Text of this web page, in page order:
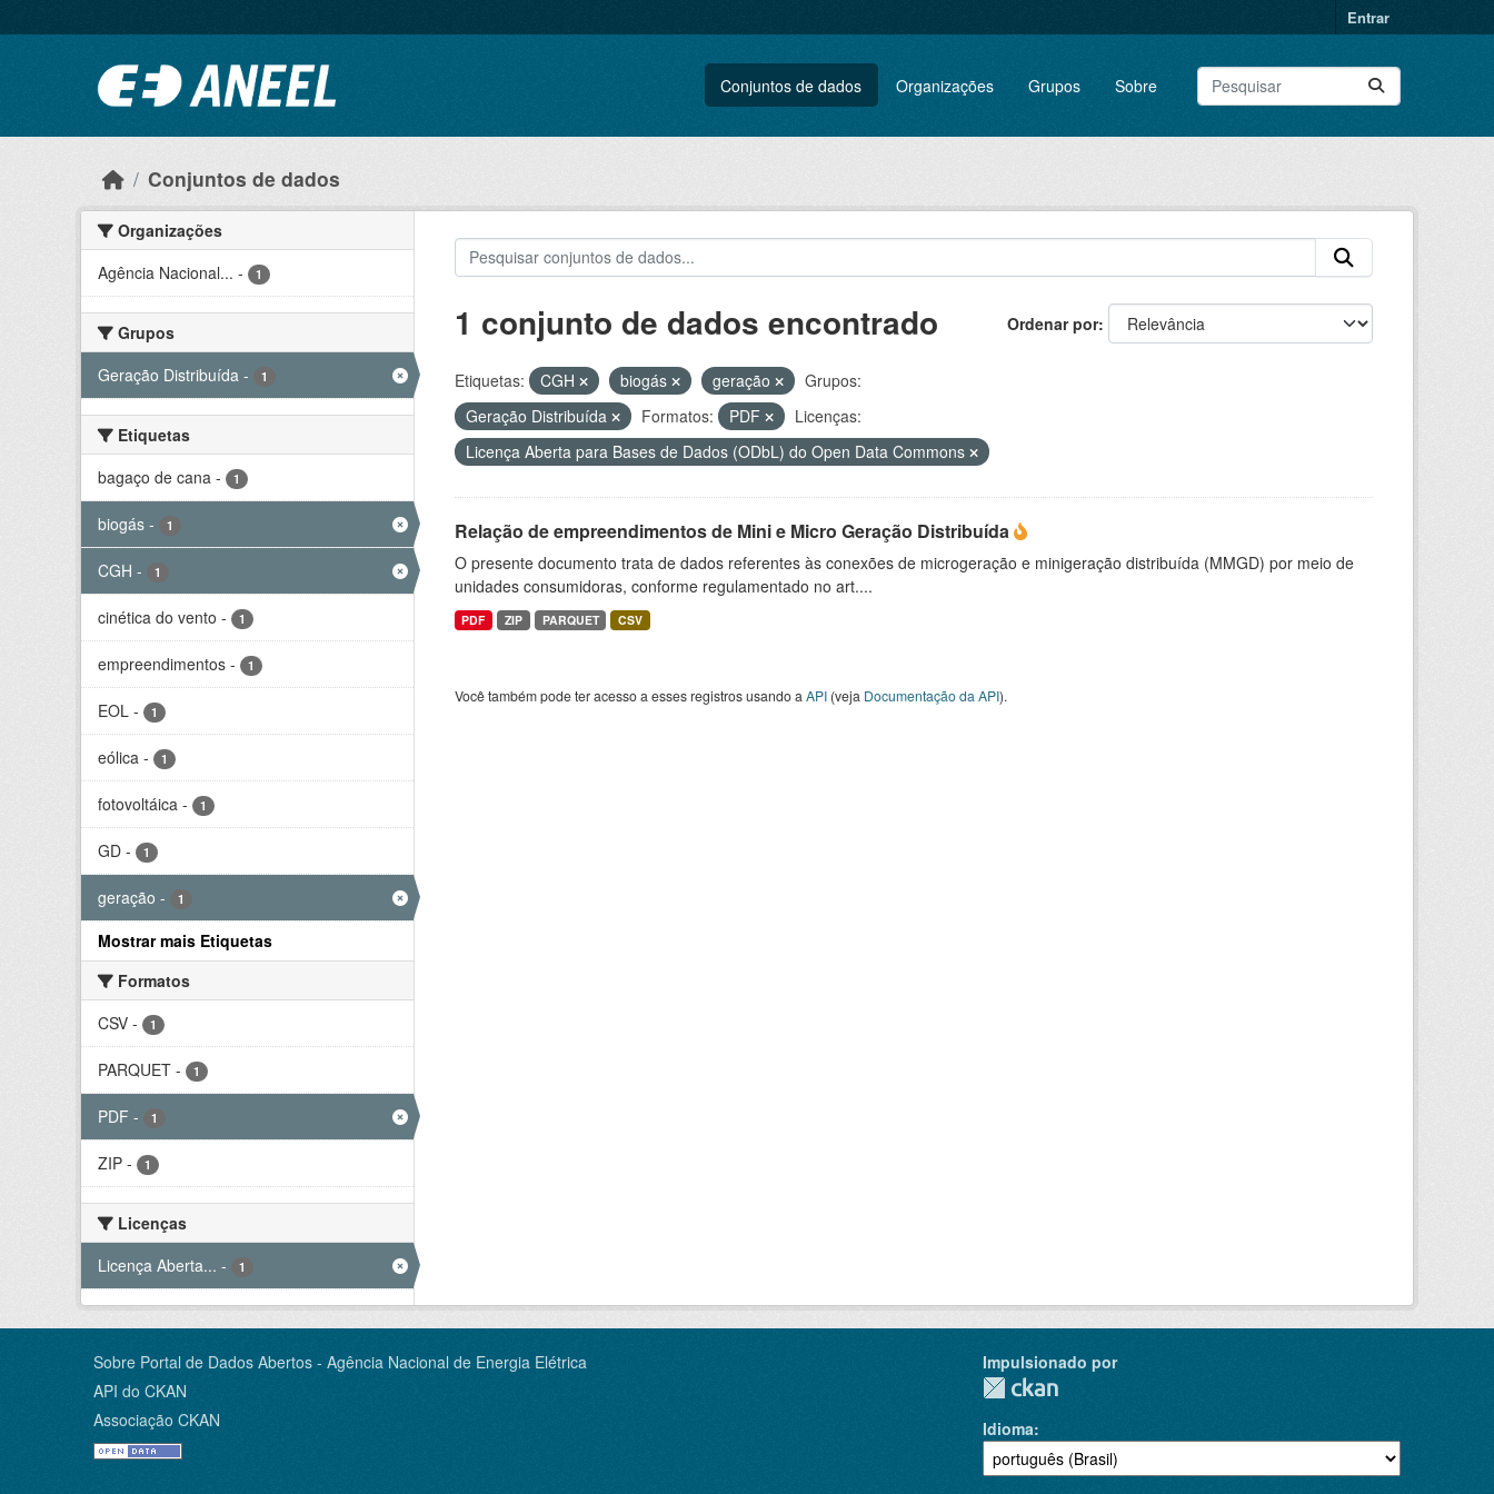
Entrar
Conjuntos de dados Organizações Grupos Sobre
Conjuntos de dados
Organizações
Agência Nacional... - 1
Grupos
Geração Distribuída - 1
Etiquetas
bagaço de cana - 1
biogás - 1
CGH - 1
cinética do vento - 1
empreendimentos - 1
EOL - 1
eólica - 1
fotovoltáica - 1
GD - 1
geração - 1
Mostrar mais Etiquetas
Formatos
CSV - 1
PARQUET - 1
PDF - 1
ZIP - 1
Licenças
Licença Aberta... - 1
Ordenar por
1 conjunto de dados encontrado
Etiquetas: CGH biogás geração
Grupos:
Geração Distribuída
Formatos: PDF
Licenças:
Licença Aberta para Bases de Dados (ODbL) do Open Data Commons
Relação de empreendimentos de Mini e Micro Geração Distribuída
O presente documento trata de dados referentes às conexões de microgeração e minigeração distribuída (MMGD) por meio de
unidades consumidoras, conforme regulamentado no art....
PDF ZIP PARQUET CSV
Você também pode ter acesso a esses registros usando a API(veja Documentação da API).
Sobre Portal de Dados Abertos - Agência Nacional de Energia Elétrica
API do CKAN
Associação CKAN
Impulsionado por
Idioma